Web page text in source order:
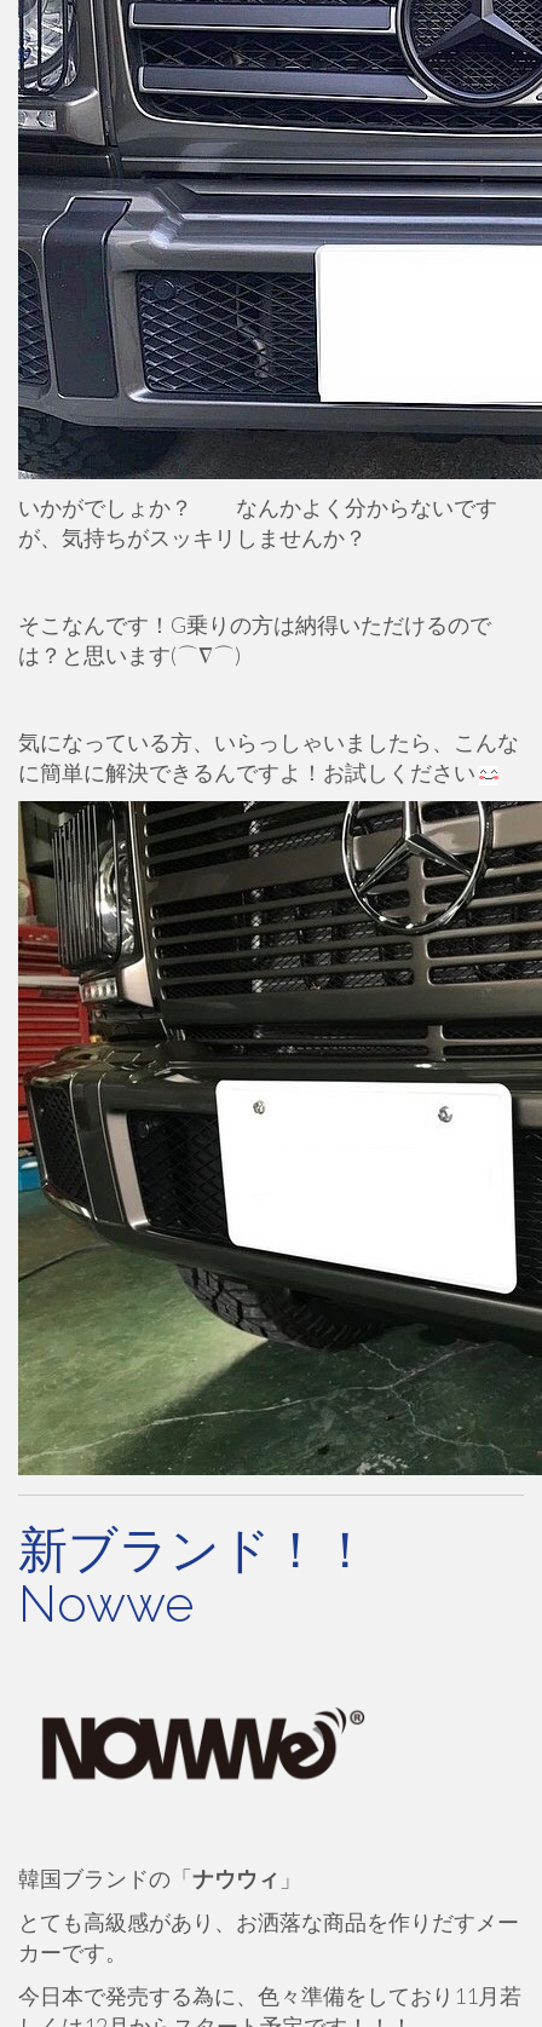
いかがでしょか？ なんかよく分からないです
が、気持ちがスッキリしませんか？
そこなんです！G乗りの方は納得いただけるので
は？と思います(⌒∇⌒)
気になっている方、いらっしゃいましたら、こんな
に簡単に解決できるんですよ！お試しください
新ブランド！！
Nowwe
韓国ブランドの「ナウウィ 」
とても高級感があり、お洒落な商品を作りだすメー
カーです。
今日本で発売する為に、色々準備をしており11月若